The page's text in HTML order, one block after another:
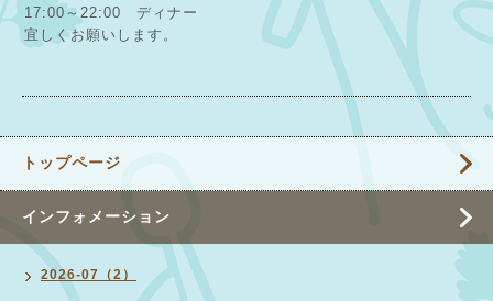
17:00～22:00 ディナー
宜しくお願いします。
トップページ
インフォメーション
2026-07（2）